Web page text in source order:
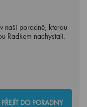
naší poradně, kterou
Radkem nachystali.
PŘEJÍT DO PORADNY